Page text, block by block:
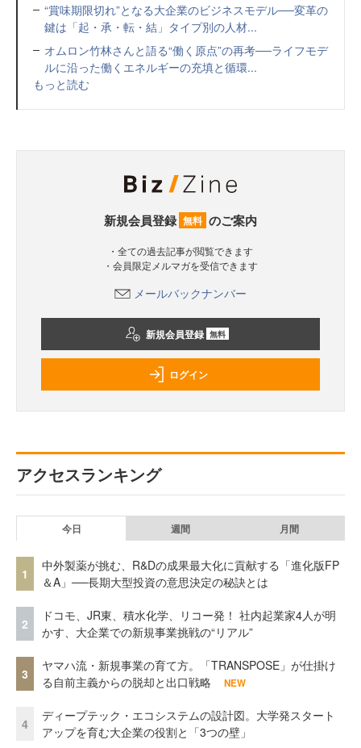
“賞味期限切れ”となる大企業のビジネスモデル──変革の
鍵は「起・承・転・結」タイプ別の人材...
オムロン竹林さんと語る“働く原点”の再考──ライフモデ
ルに沿った働くエネルギーの充填と循環...
もっと読む
新規会員登録 無料 のご案内
・全ての過去記事が閲覧できます
・会員限定メルマガを受信できます
メールバックナンバー
新規会員登録 無料
ログイン
アクセスランキング
今日 週間 月間
1
中外製薬が挑む、R&Dの成果最大化に貢献する「進化版FP
＆A」──長期大型投資の意思決定の秘訣とは
2
ドコモ、JR東、積水化学、リコー発！ 社内起業家4人が明
かす、大企業での新規事業挑戦の“リアル”
3
ヤマハ流・新規事業の育て方。「TRANSPOSE」が仕掛け
る自前主義からの脱却と出口戦略
NEW
4
ディープテック・エコシステムの設計図。大学発スタート
アップを育む大企業の役割と「3つの壁」